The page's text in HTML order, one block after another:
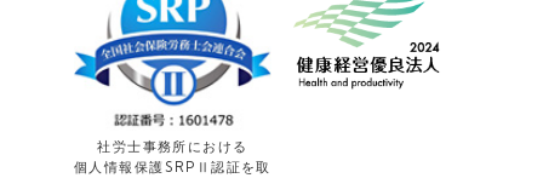
社労士事務所における
個人情報保護SRPⅡ認証を取